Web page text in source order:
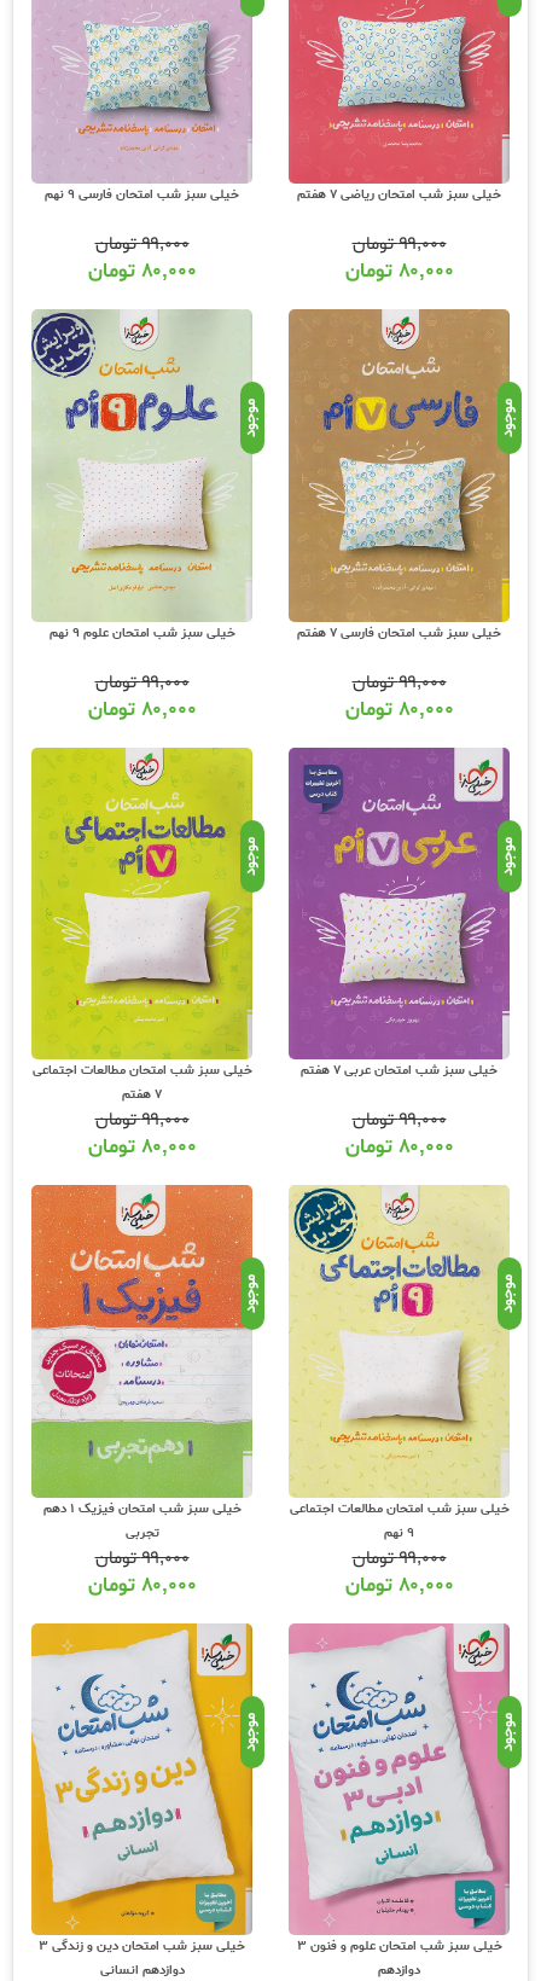
خیلی سبز شب امتحان ریاضی 7 هفتم
۹۹,۰۰۰تومان
۸۰,۰۰۰ تومان
خیلی سبز شب امتحان فارسی 9 نهم
۹۹,۰۰۰تومان
۸۰,۰۰۰ تومان
موجود
خیلی سبز شب امتحان فارسی 7 هفتم
۹۹,۰۰۰تومان
۸۰,۰۰۰ تومان
موجود
خیلی سبز شب امتحان علوم 9 نهم
۹۹,۰۰۰تومان
۸۰,۰۰۰ تومان
موجود
خیلی سبز شب امتحان عربی 7 هفتم
۹۹,۰۰۰تومان
۸۰,۰۰۰ تومان
موجود
خیلی سبز شب امتحان مطالعات اجتماعی
7 هفتم
۹۹,۰۰۰تومان
۸۰,۰۰۰ تومان
موجود
خیلی سبز شب امتحان مطالعات اجتماعی
9 نهم
۹۹,۰۰۰تومان
۸۰,۰۰۰ تومان
موجود
خیلی سبز شب امتحان فیزیک 1 دهم
تجربی
۹۹,۰۰۰تومان
۸۰,۰۰۰ تومان
موجود
خیلی سبز شب امتحان علوم و فنون 3
دوازدهم
موجود
خیلی سبز شب امتحان دین و زندگی 3
دوازدهم انسانی